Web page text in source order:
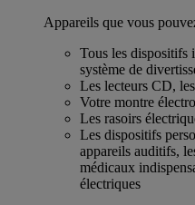
Appareils que vous
Tous les dispositifs
système de
Les lecteurs CD,
Votre montre
Les rasoirs
Les dispositifs
appareils auditifs,
médicaux
électriques